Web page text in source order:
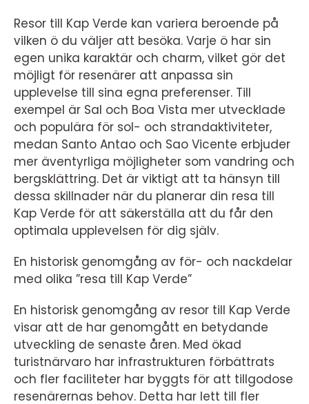
Resor till Kap Verde kan variera beroende på
vilken ö du väljer att besöka. Varje ö har sin
egen unika karaktär och charm, vilket gör det
möjligt för resenärer att anpassa sin
upplevelse till sina egna preferenser. Till
exempel är Sal och Boa Vista mer utvecklade
och populära för sol- och strandaktiviteter,
medan Santo Antao och Sao Vicente erbjuder
mer äventyrliga möjligheter som vandring och
bergsklättring. Det är viktigt att ta hänsyn till
dessa skillnader när du planerar din resa till
Kap Verde för att säkerställa att du får den
optimala upplevelsen för dig själv.
En historisk genomgång av för- och nackdelar
med olika ”resa till Kap Verde”
En historisk genomgång av resor till Kap Verde
visar att de har genomgått en betydande
utveckling de senaste åren. Med ökad
turistnärvaro har infrastrukturen förbättrats
och fler faciliteter har byggts för att tillgodose
resenärernas behov. Detta har lett till fler